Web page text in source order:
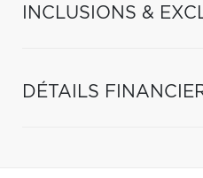
INCLUSIONS &
DÉTAILS